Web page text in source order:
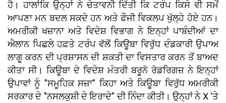
ਹੈ। ਹਾਲਾਂਕਿ ਉਨ੍ਹਾਂ ਨੇ ਚੇਤਾਵਨੀ ਦਿੱਤੀ ਕਿ ਟਰੰਪ ਕਿਸੇ ਵੀ ਸਮੇਂ
ਆਪਣਾ ਮਨ ਬਦਲ ਸਕਦੇ ਹਨ ਅਤੇ ਫੌਜੀ ਵਿਕਲਪ ਖੁੱਲ੍ਹੇ ਹੋਏ ਹਨ।
ਅਮਰੀਕੀ ਖਜ਼ਾਨਾ ਅਤੇ ਵਿਦੇਸ਼ ਵਿਭਾਗ ਨੇ ਇਨ੍ਹਾਂ ਪਾਬੰਦੀਆਂ ਦਾ
ਐਲਾਨ ਪਿਛਲੇ ਹਫ਼ਤੇ ਟਰੰਪ ਵੱਲੋਂ ਕਿਊਬਾ ਵਿਰੁੱਧ ਦੰਡਕਾਰੀ ਉਪਾਅ
ਲਾਗੂ ਕਰਨ ਦੀ ਪ੍ਰਸ਼ਾਸਨ ਦੀ ਸ਼ਕਤੀ ਦਾ ਵਿਸਤਾਰ ਕਰਨ ਤੋਂ ਬਾਅਦ
ਕੀਤਾ ਸੀ। ਕਿਊਬਾ ਦੇ ਵਿਦੇਸ਼ ਮੰਤਰੀ ਬਰੂਨੋ ਰੋਡਰਿਗਜ਼ ਨੇ ਇਨ੍ਹਾਂ
ਉਪਾਵਾਂ ਨੂੰ "ਸਮੂਹਿਕ ਸਜ਼ਾ" ਕਿਹਾ ਅਤੇ ਕਿਊਬਾ ਵਿਰੁੱਧ ਅਮਰੀਕੀ
ਸਰਕਾਰ ਦੇ "ਨਸਲਕੁਸ਼ੀ ਦੇ ਇਰਾਦੇ" ਦੀ ਨਿੰਦਾ ਕੀਤੀ। ਉਨ੍ਹਾਂ ਨੇ X 'ਤੇ